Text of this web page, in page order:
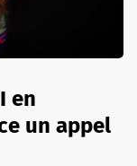
en
un appel